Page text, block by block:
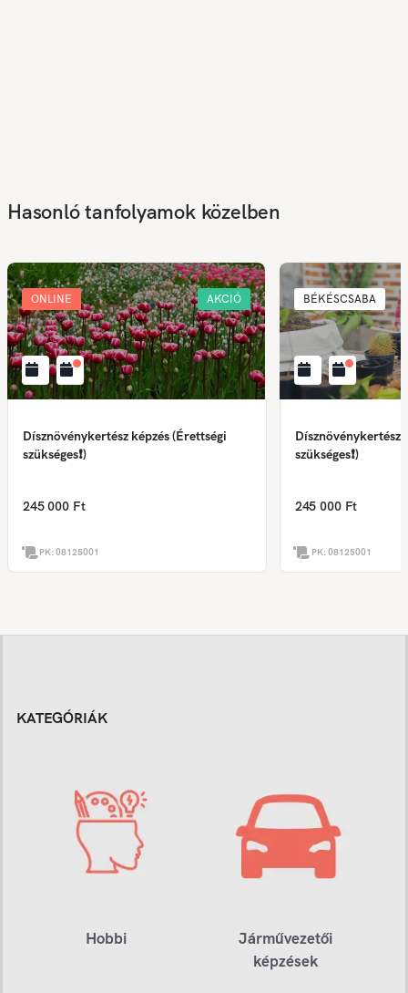
Hasonló tanfolyamok közelben
ONLINE AKCIÓ
Dísznövénykertész képzés (Érettségi
szükséges❗)
245 000 Ft
PK:08125001
BÉKÉSCSABA
Dísznövénykertész
szükséges❗)
245 000 Ft
PK:08125001
KATEGÓRIÁK
Hobbi
Járművezetői
képzések